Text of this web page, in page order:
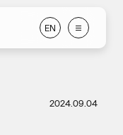
EN
EN
2024.09.04